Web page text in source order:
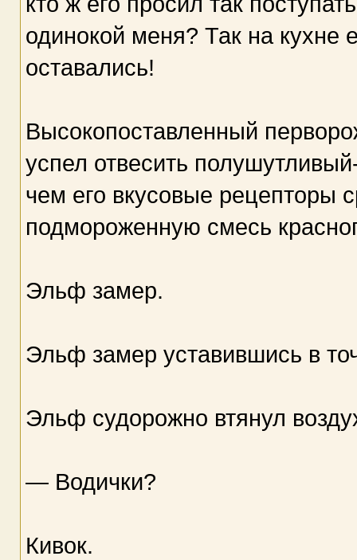
одинокой меня? Так на
оставались!
Высокопоставленный
успел отвесить
чем его вкусовые рецепторы
подмороженную смесь
Эльф замер.
Эльф замер уставившись в
Эльф судорожно втянул
— Водички?
Кивок.